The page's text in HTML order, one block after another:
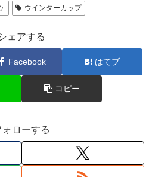
ウインターカップ
ェアする
Facebook はてブ
コピー
ォローする